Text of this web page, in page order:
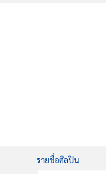
รายชื่อศิลปิน